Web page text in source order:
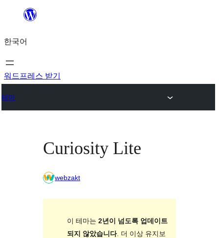
츠
로
바
가
한국어
워드프레스 받기
테마
Curiosity Lite
webzakt
이 테마는 2년이 넘도록 업데이트
되지 않았습니다. 더 이상 유지보